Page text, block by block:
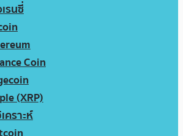
รนซี่
Coin
(XRP)
คราะห์